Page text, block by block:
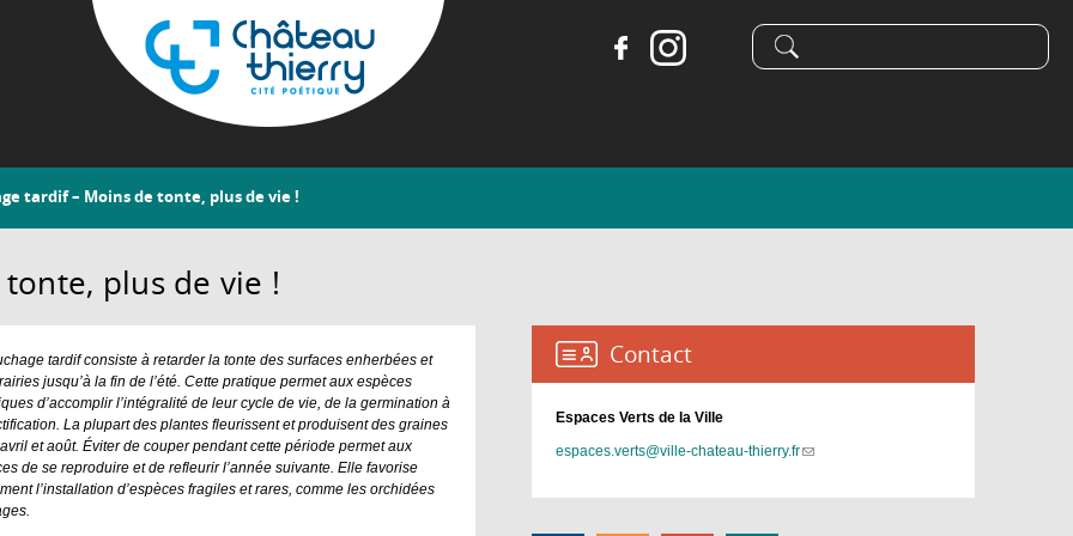
au
contenu
principal
Formulaire
de
Château-
Thierry
tardif – Moins de tonte, plus de vie !
plus de vie !
tardif consiste à retarder la tonte des surfaces enherbées et
jusqu’à la fin de l’été. Cette pratique permet aux espèces
d’accomplir l’intégralité de leur cycle de vie, de la germination à
La plupart des plantes fleurissent et produisent des graines
et août. Éviter de couper pendant cette période permet aux
de se reproduire et de refleurir l’année suivante. Elle favorise
l’installation d’espèces fragiles et rares, comme les orchidées
Contact :
Espaces Verts de la Ville
espaces.verts@ville-chateau-thierry.fr(link